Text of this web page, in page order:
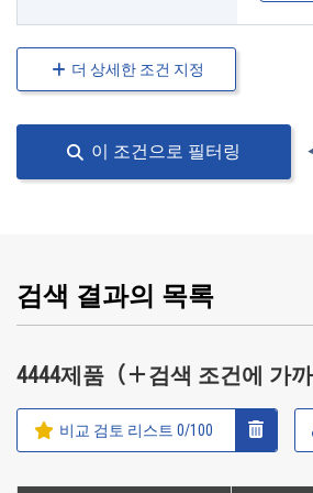
더 상세한 조건 지정
이 조건으로 필터링
검색 결과의 목록
4444제품（＋검색 조건에 가까
비교 검토 리스트 0/100